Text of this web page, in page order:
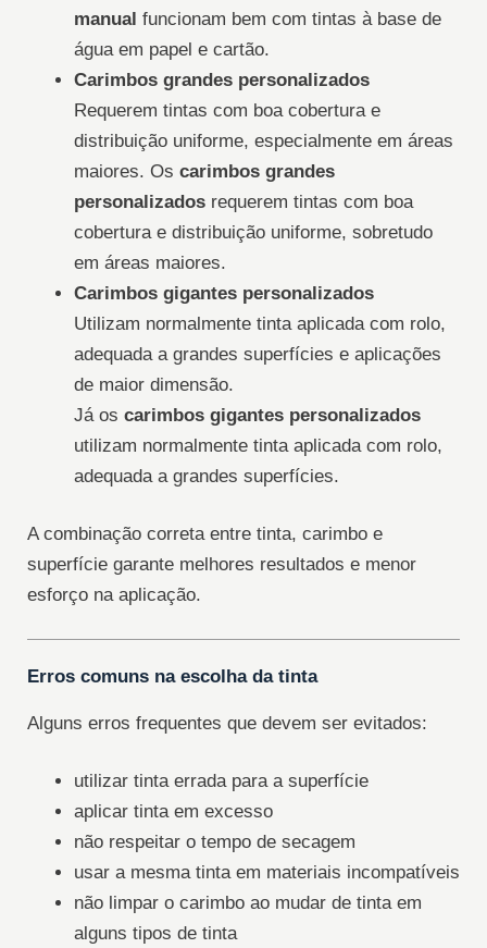
manual funcionam bem com tintas à base de
água em papel e cartão.
Carimbos grandes personalizados
Requerem tintas com boa cobertura e
distribuição uniforme, especialmente em áreas
maiores. Os carimbos grandes
personalizadosrequerem tintas com boa
cobertura e distribuição uniforme, sobretudo
em áreas maiores.
Carimbos gigantes personalizados
Utilizam normalmente tinta aplicada com rolo,
adequada a grandes superfícies e aplicações
de maior dimensão.
Já os carimbos gigantes personalizados
utilizam normalmente tinta aplicada com rolo,
adequada a grandes superfícies.
A combinação correta entre tinta, carimbo e
superfície garante melhores resultados e menor
esforço na aplicação.
Erros comuns na escolha da tinta
Alguns erros frequentes que devem ser evitados:
utilizar tinta errada para a superfície
aplicar tinta em excesso
não respeitar o tempo de secagem
usar a mesma tinta em materiais incompatíveis
não limpar o carimbo ao mudar de tinta em
alguns tipos de tinta